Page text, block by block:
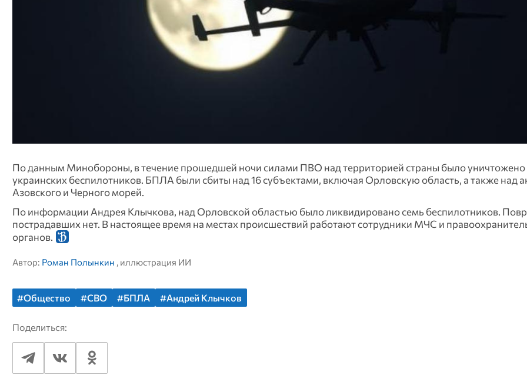
По данным Минобороны, в течение прошедшей ночи силами ПВО над территорией страны было уничтожено
украинских беспилотников. БПЛА были сбиты над 16 субъектами, включая Орловскую область, а также над
Азовского и Черного морей.
По информации Андрея Клычкова, над Орловской областью было ликвидировано семь беспилотников.
пострадавших нет. В настоящее время на местах происшествий работают сотрудники МЧС и
органов.
Автор: Роман Полынкин , иллюстрация ИИ
#Общество #СВО #БПЛА #Андрей Клычков
Поделиться: